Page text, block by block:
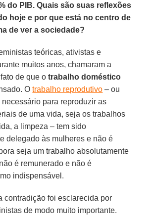
do PIB. Quais são suas reflexões
hoje e por que está no centro de
de ver a sociedade?
teóricas, ativistas e
muitos anos, chamaram a
de que otrabalho doméstico
Otrabalho reprodutivo – ou
para reproduzir as
de uma vida, seja os trabalhos
a limpeza – tem sido
delegado às mulheres e não é
seja um trabalho absolutamente
é remunerado e não é
indispensável.
contradição foi esclarecida por
de modo muito importante.